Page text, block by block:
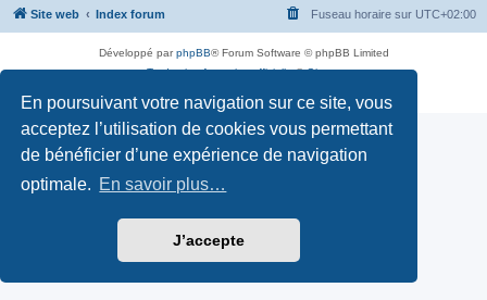
En poursuivant votre navigation sur ce site, vous
acceptez l’utilisation de cookies vous permettant
de bénéficier d’une expérience de navigation
optimale. En savoir plus…
J’accepte
Site web Index forum Fuseau horaire sur UTC+02:00
Développé parphpBB® Forum Software © phpBB Limited
Traduction française officielle©Qiaeru